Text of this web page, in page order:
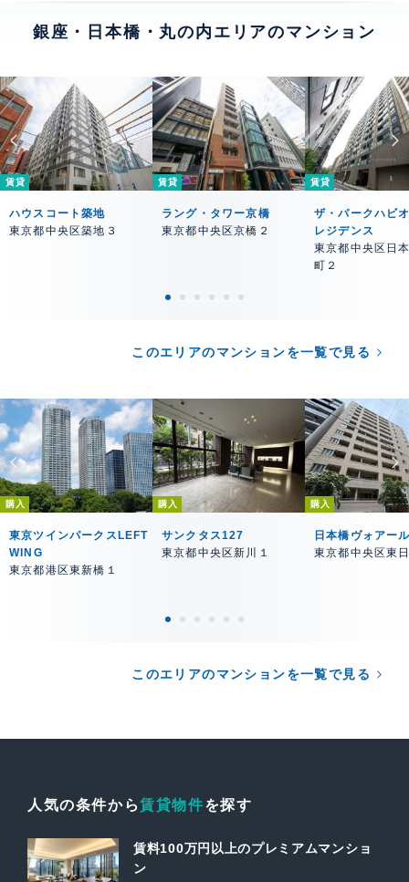
銀座・日本橋・丸の内エリアのマンション
賃貸
ハウスコート築地
東京都中央区築地３
賃貸
ラング・タワー京橋
東京都中央区京橋２
賃貸
ザ・パークハビ
レジデンス
東京都中央区日
町２
このエリアのマンションを一覧で見る
購入
東京ツインパークスLEFT
WING
東京都港区東新橋１
購入
サンクタス127
東京都中央区新川１
購入
日本橋ヴォアー
東京都中央区東
このエリアのマンションを一覧で見る
人気の条件から賃貸物件を探す
賃料100万円以上のプレミアムマンショ
ン